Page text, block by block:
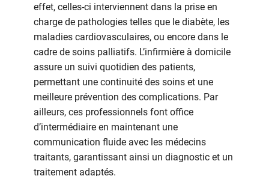
effet, celles-ci interviennent dans la prise en
charge de pathologies telles que le diabète, les
maladies cardiovasculaires, ou encore dans le
cadre de soins palliatifs. L’infirmière à domicile
assure un suivi quotidien des patients,
permettant une continuité des soins et une
meilleure prévention des complications. Par
ailleurs, ces professionnels font office
d’intermédiaire en maintenant une
communication fluide avec les médecins
traitants, garantissant ainsi un diagnostic et un
traitement adaptés.